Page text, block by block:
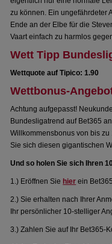
zu können. Ein ungefährdeter
Ende an der Elbe für die
Vaart einfach zu harmlos
Wett Tipp
Wettquote auf Tipico: 1.90
Wettbonus-
Achtung aufgepasst!
Bundesligatrend auf Bet365
Willkommensbonus von bis
Sie sich diesen gigantischen
Und so holen Sie sich Ihren
1.) Eröffnen Sie hier ein
2.) Sie erhalten nach Ihrer
Ihr persönlicher 10-stelliger
3.) Zahlen Sie auf Ihr Bet365-